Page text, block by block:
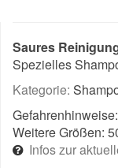
Saures
Spezielles
Kategorie:
Gefahrenhinweise:
Weitere Größen:
Infos zur